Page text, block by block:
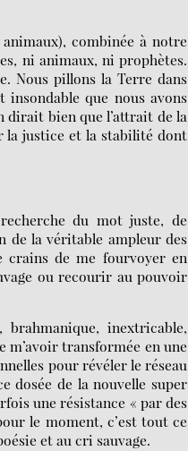
combinée à notre
ni animaux, ni prophètes.
Nous pillons la Terre dans
insondable que nous avons
dirait bien que l’attrait de la
la justice et la stabilité dont
du mot juste, de
de la véritable ampleur des
crains de me fourvoyer en
ou recourir au pouvoir
inextricable,
m’avoir transformée en une
pour révéler le réseau
dosée de la nouvelle super
une résistance « par des
le moment, c’est tout ce
et au cri sauvage.